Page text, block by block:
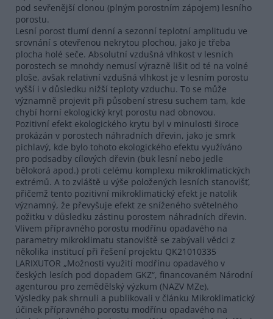
pod sevřenější clonou (plným porostním zápojem) lesního
porostu.
Lesní porost tlumí denní a sezonní teplotní amplitudu ve
srovnání s otevřenou nekrytou plochou, jako je třeba
plocha holé seče. Absolutní vzdušná vlhkost v lesních
porostech se mnohdy nemusí výrazně lišit od té na volné
ploše, avšak relativní vzdušná vlhkost je v lesním porostu
vyšší i v důsledku nižší teploty vzduchu. To se může
významně projevit při působení stresu suchem tam, kde
chybí horní ekologický kryt porostu nad obnovou.
Pozitivní efekt ekologického krytu byl v minulosti široce
prokázán v porostech náhradních dřevin, jako je smrk
pichlavý, kde bylo tohoto ekologického efektu využíváno
pro podsadby cílových dřevin (buk lesní nebo jedle
bělokorá apod.) proti celému komplexu mikroklimatických
extrémů. A to zvláště u výše položených lesních stanovišť,
přičemž tento pozitivní mikroklimatický efekt je natolik
významný, že převyšuje efekt ze sníženého světelného
požitku v důsledku zástinu porostem náhradních dřevin.
Vlivem přípravného porostu modřínu opadavého na
parametry mikroklimatu stanoviště se zabývali vědci z
několika institucí při řešení projektu QK21010335
LARIXUTOR „Možnosti využití modřínu opadavého v
českých lesích pod dopadem GKZ“, financovaném Národní
agenturou pro zemědělský výzkum (NAZV MZe).
Výsledky pak shrnuli a publikovali v článku Mikroklimatický
účinek přípravného porostu modřínu opadavého na